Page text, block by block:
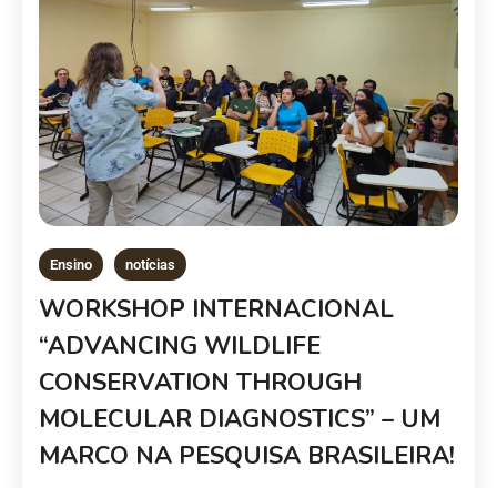
Ensino notícias
WORKSHOP INTERNACIONAL
“ADVANCING WILDLIFE
CONSERVATION THROUGH
MOLECULAR DIAGNOSTICS” – UM
MARCO NA PESQUISA BRASILEIRA!